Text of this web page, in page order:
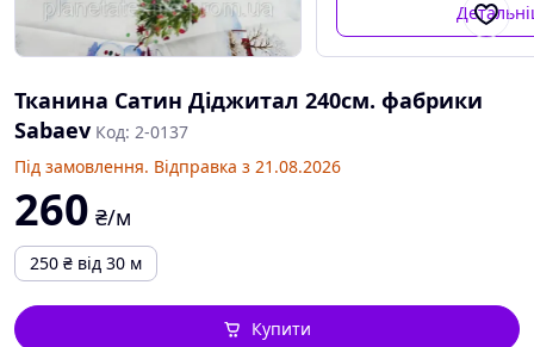
Тип сировини
Тканина Сатин Діджитал 240см. фабрики
Sabaev Код: 2-0137
Під замовлення. Відправка з 21.08.2026
260 ₴/м
250 ₴ від 30 м
Купити